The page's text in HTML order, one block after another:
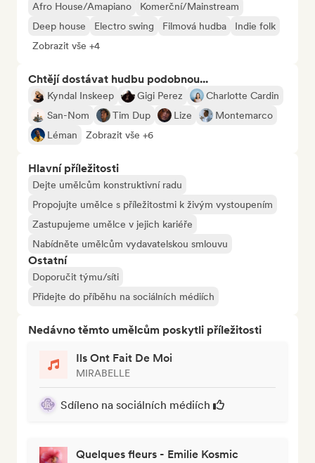
Afro House/Amapiano
Komerční/Mainstream
Deep house
Electro swing Filmová hudba
Indie folk
Zobrazit vše +4
Chtějí dostávat hudbu podobnou...
Kyndal Inskeep Gigi Perez
Charlotte Cardin
San-Nom
Tim Dup Lize
Montemarco
Léman
Zobrazit vše +6
Hlavní příležitosti
Dejte umělcům konstruktivní radu
Propojujte umělce s příležitostmi k živým vystoupením
Zastupujeme umělce v jejich kariéře
Nabídněte umělcům vydavatelskou smlouvu
Ostatní
Doporučit týmu/síti
Přidejte do příběhu na sociálních médiích
Nedávno těmto umělcům poskytli příležitosti
Ils Ont Fait De Moi
MIRABELLE
Sdíleno na sociálních médiích
Quelques fleurs - Emilie Kosmic